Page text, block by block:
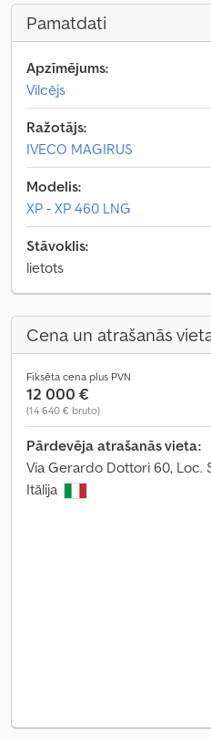
Pamatdati
Apzīmējums:
Vilcējs
Ražotājs:
IVECO MAGIRUS
Modelis:
XP - XP 460 LNG
Stāvoklis:
lietots
Cena un atrašanās
Fiksēta cena plus PVN
12 000 €
(14 640 € bruto)
Pārdevēja atrašanās vieta:
Via Gerardo Dottori 60, Loc.
Itālija